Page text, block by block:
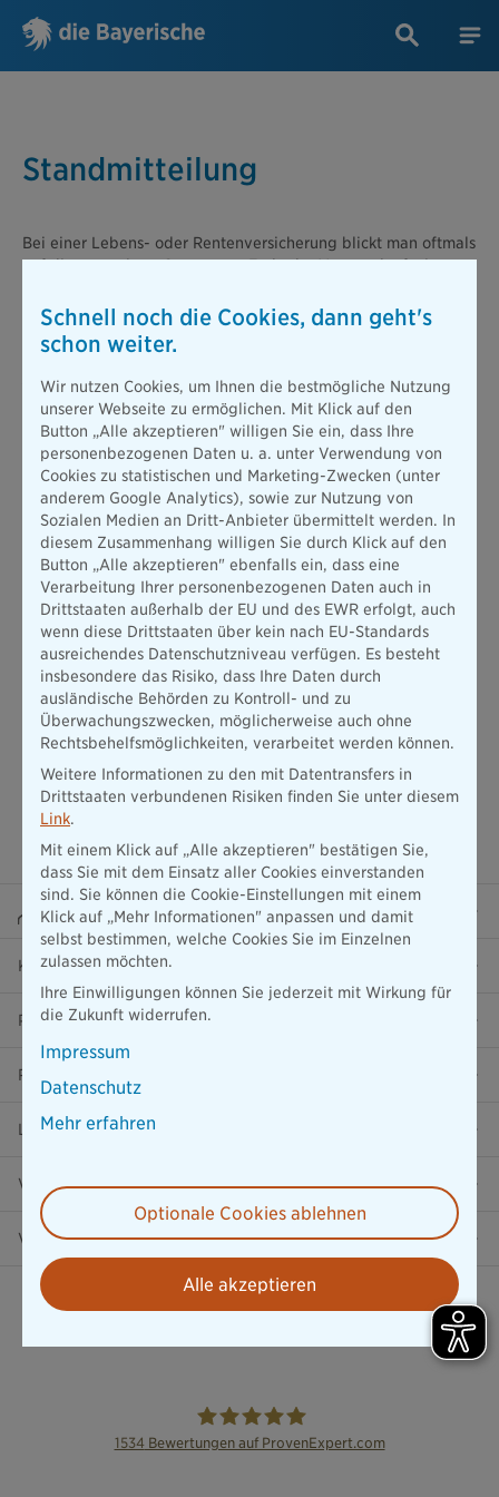
Standmitteilung
Bei einer Lebens- oder Rentenversicherung blickt man oftmals
auf die garantierte Summe am Ende der Vertragslaufzeit.
Überschüsse, die sich je nach wirtschaftlichen Faktoren ändern
können. Um Versicherungsnehmern Klarheit über die
erwarteten Leistungen zu geben, versenden Versicherer
jährlich eine
Standmitteilung . In dieser Standmitteilung
detailliert aufgeführt, welche Summe oder Rente nach Ablauf
des Vertrags zu erwarten ist. Sie unterteilt sich in garantierte
und unverbindliche Leistungen, um eine klare Übersicht zu
bieten. Ein weiterer wichtiger Punkt in derStandmitteilung
die Information über das bis dato angesparte
Vorsorgevermögen. Dies ist besonders relevant, falls man
überlegt, den Vertrag vorzeitig zu beenden. Insgesamt dient
die
Standmitteilung
nicht nur der Transparenz, sondern auch
als Hilfsmittel, um die eigene Altersvorsorge im Blick zu
behalten und eventuell anzupassen.
Beraterportal
Karriere
Presse
Ratgeber
Lob & Kritik
Versicherung in der Nähe
Vertrag widerrufen
1534 Bewertungen auf ProvenExpert.com
Schnell noch die Cookies, dann geht's
schon weiter.
Wir nutzen Cookies, um Ihnen die bestmögliche Nutzung
unserer Webseite zu ermöglichen. Mit Klick auf den
Button „Alle akzeptieren" willigen Sie ein, dass Ihre
personenbezogenen Daten u. a. unter Verwendung von
Cookies zu statistischen und Marketing-Zwecken (unter
anderem Google Analytics), sowie zur Nutzung von
Sozialen Medien an Dritt-Anbieter übermittelt werden. In
diesem Zusammenhang willigen Sie durch Klick auf den
Button „Alle akzeptieren" ebenfalls ein, dass eine
Verarbeitung Ihrer personenbezogenen Daten auch in
Drittstaaten außerhalb der EU und des EWR erfolgt, auch
wenn diese Drittstaaten über kein nach EU-Standards
ausreichendes Datenschutzniveau verfügen. Es besteht
insbesondere das Risiko, dass Ihre Daten durch
ausländische Behörden zu Kontroll- und zu
Überwachungszwecken, möglicherweise auch ohne
Rechtsbehelfsmöglichkeiten, verarbeitet werden können.
Weitere Informationen zu den mit Datentransfers in
Drittstaaten verbundenen Risiken finden Sie unter diesem
Link.
Mit einem Klick auf „Alle akzeptieren" bestätigen Sie,
dass Sie mit dem Einsatz aller Cookies einverstanden
sind. Sie können die Cookie-Einstellungen mit einem
Klick auf „Mehr Informationen" anpassen und damit
selbst bestimmen, welche Cookies Sie im Einzelnen
zulassen möchten.
Ihre Einwilligungen können Sie jederzeit mit Wirkung für
die Zukunft widerrufen.
Impressum
Datenschutz
Mehr erfahren
Optionale Cookies ablehnen
Alle akzeptieren